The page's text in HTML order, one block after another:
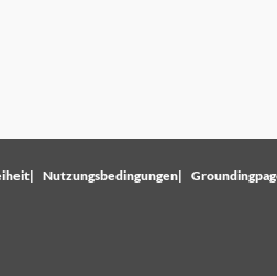
Nutzungsbedingungen